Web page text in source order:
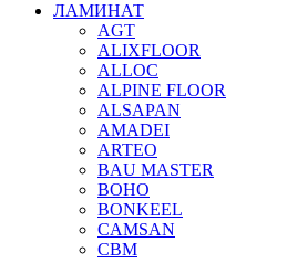
ЛАМИНАТ
AGT
ALIXFLOOR
ALLOC
ALPINE FLOOR
ALSAPAN
AMADEI
ARTEO
BAU MASTER
BOHO
BONKEEL
CAMSAN
CBM